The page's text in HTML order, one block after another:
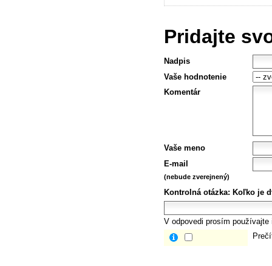
Pridajte
Nadpis
Vaše hodnotenie
Komentár
Vaše meno
E-mail
(nebude zverejnený)
Kontrolná otázka: Koľko je
V odpovedi prosím